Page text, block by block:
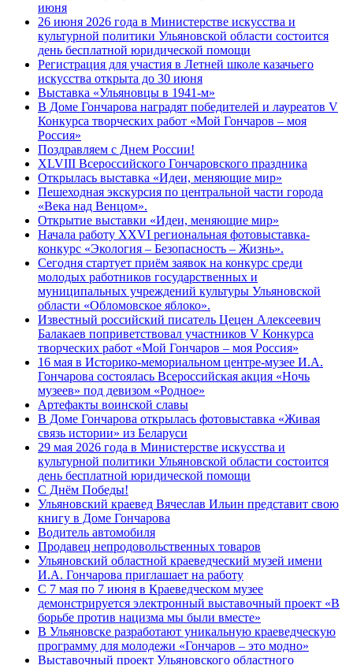
июня
26 июня 2026 года в Министерстве искусства и
культурной политики Ульяновской области состоится
день бесплатной юридической помощи
Регистрация для участия в Летней школе казачьего
искусства открыта до 30 июня
Выставка «Ульяновцы в 1941-м»
В Доме Гончарова наградят победителей и лауреатов V
Конкурса творческих работ «Мой Гончаров – моя
Россия»
Поздравляем с Днем России!
XLVIII Всероссийского Гончаровского праздника
Открылась выставка «Идеи, меняющие мир»
Пешеходная экскурсия по центральной части города
«Века над Венцом».
Открытие выставки «Идеи, меняющие мир»
Начала работу XXVI региональная фотовыставка-
конкурс «Экология – Безопасность – Жизнь».
Сегодня стартует приём заявок на конкурс среди
молодых работников государственных и
муниципальных учреждений культуры Ульяновской
области «Обломовское яблоко».
Известный российский писатель Цецен Алексеевич
Балакаев поприветствовал участников V Конкурса
творческих работ «Мой Гончаров – моя Россия»
16 мая в Историко-мемориальном центре-музее И.А.
Гончарова состоялась Всероссийская акция «Ночь
музеев» под девизом «Родное»
Артефакты воинской славы
В Доме Гончарова открылась фотовыставка «Живая
связь истории» из Беларуси
29 мая 2026 года в Министерстве искусства и
культурной политики Ульяновской области состоится
день бесплатной юридической помощи
С Днём Победы!
Ульяновский краевед Вячеслав Ильин представит свою
книгу в Доме Гончарова
Водитель автомобиля
Продавец непродовольственных товаров
Ульяновский областной краеведческий музей имени
И.А. Гончарова приглашает на работу
С 7 мая по 7 июня в Краеведческом музее
демонстрируется электронный выставочный проект «В
борьбе против нацизма мы были вместе»
В Ульяновске разработают уникальную краеведческую
программу для молодежи «Гончаров – это модно»
Выставочный проект Ульяновского областного